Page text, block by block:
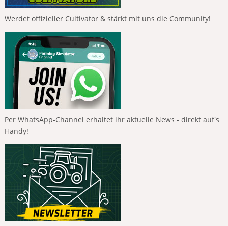
Werdet offizieller Cultivator & stärkt mit uns die Community!
Per WhatsApp-Channel erhaltet ihr aktuelle News - direkt auf's
Handy!